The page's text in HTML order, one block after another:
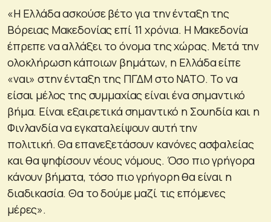
«Η Ελλάδα ασκούσε βέτο για την ένταξη της
Βόρειας Μακεδονίας επί 11 χρόνια. Η Μακεδονία
έπρεπε να αλλάξει το όνομα της χώρας. Μετά την
ολοκλήρωση κάποιων βημάτων, η Ελλάδα είπε
«ναι» στην ένταξη της ΠΓΔΜ στο ΝΑΤΟ. Το να
είσαι μέλος της συμμαχίας είναι ένα σημαντικό
βήμα. Είναι εξαιρετικά σημαντικό η Σουηδία και η
Φινλανδία να εγκαταλείψουν αυτή την
πολιτική. Θα επανεξετάσουν κανόνες ασφαλείας
και θα ψηφίσουν νέους νόμους. Όσο πιο γρήγορα
κάνουν βήματα, τόσο πιο γρήγορη θα είναι η
διαδικασία. Θα το δούμε μαζί τις επόμενες
μέρες».